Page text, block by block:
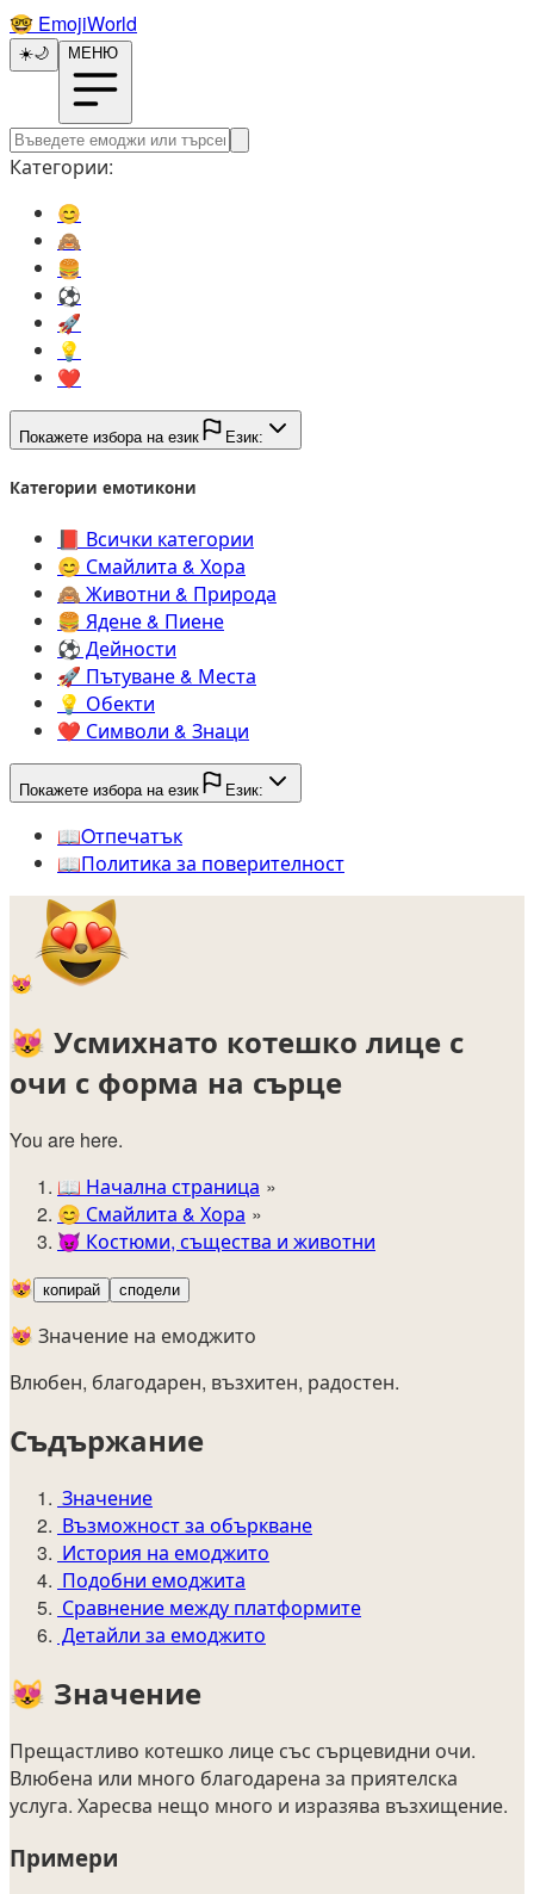
🤓️ EmojiWorld
☀️🌙 МЕНЮ
Категории:
😊️
🙈️
🍔️
⚽️
🚀️
💡️
❤️
Покажете избора на език Език:
Категории емотикони
📕️ Всички категории
😊️ Смайлита & Хора
🙈️ Животни & Природа
🍔️ Ядене & Пиене
⚽️ Дейности
🚀️ Пътуване & Места
💡️ Обекти
❤️ Символи & Знаци
Покажете избора на език Език:
📖️Oтпечатък
📖️Политика за поверителност
😻
😻 Усмихнато котешко лице с
очи с форма на сърце
You are here.
📖 Начална страница
😊️ Смайлита & Хора
😈 Костюми, същества и животни
😻 копирай сподели
😻 Значение на емоджито
Влюбен, благодарен, възхитен, радостен.
Съдържание
Значение
Възможност за объркване
История на емоджито
Подобни емоджита
Сравнение между платформите
Детайли за емоджито
😻 Значение
Прещастливо котешко лице със сърцевидни очи.
Влюбена или много благодарена за приятелска
услуга. Харесва нещо много и изразява възхищение.
Примери